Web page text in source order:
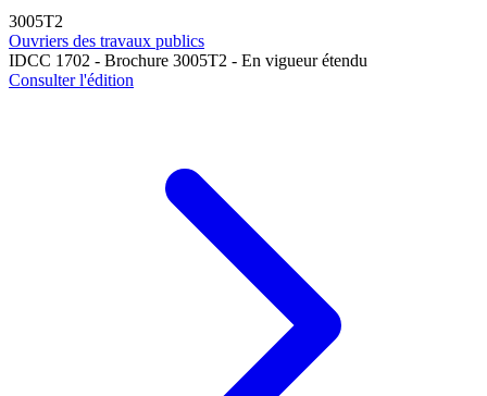
3005T2
Ouvriers des travaux publics
IDCC 1702 - Brochure 3005T2 - En vigueur étendu
Consulter l'édition